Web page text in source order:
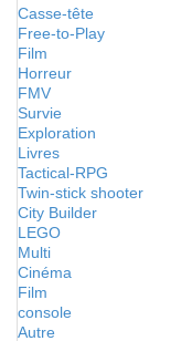
Casse-tête
Free-to-Play
Film
Horreur
FMV
Survie
Exploration
Livres
Tactical-RPG
Twin-stick shooter
City Builder
LEGO
Multi
Cinéma
Film
console
Autre